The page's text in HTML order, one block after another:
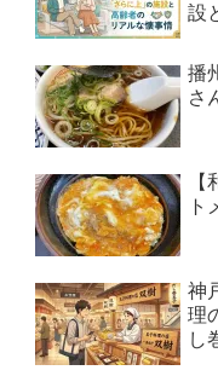
設
播
さ
ト
神
理
し